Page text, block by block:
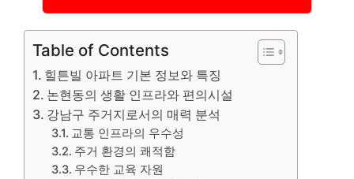
Table of Contents
힐튼빌 아파트 기본 정보와 특징
논현동의 생활 인프라와 편의시설
강남구 주거지로서의 매력 분석
교통 인프라의 우수성
주거 환경의 쾌적함
우수한 교육 자원